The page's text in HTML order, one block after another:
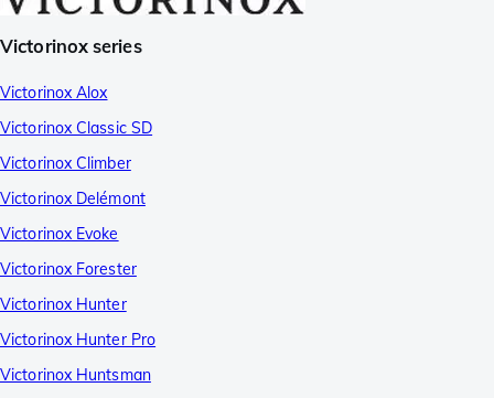
Victorinox series
Victorinox Alox
Victorinox Classic SD
Victorinox Climber
Victorinox Delémont
Victorinox Evoke
Victorinox Forester
Victorinox Hunter
Victorinox Hunter Pro
Victorinox Huntsman